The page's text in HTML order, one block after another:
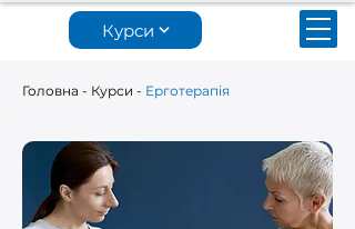
Курси
Головна - Курси - Ерготерапія